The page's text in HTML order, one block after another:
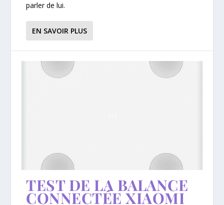
parler de lui.
EN SAVOIR PLUS
TEST DE LA BALANCE
CONNECTÉE XIAOMI